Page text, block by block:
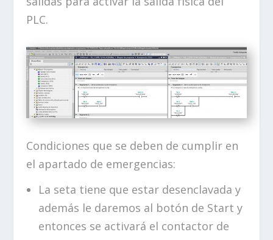
PLC.
Condiciones que se deben de cumplir en
el apartado de emergencias:
La seta tiene que estar desenclavada y
además le daremos al botón de Start y
entonces se activará el contactor de